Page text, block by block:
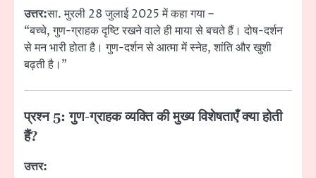
उत्तर:सा. मुरली 28 जुलाई 2025 में कहा गया –
“बच्चे, गुण-ग्राहक दृष्टि रखने वाले ही माया से बचते हैं। दोष-दर्शन
से मन भारी होता है। गुण-दर्शन से आत्मा में स्नेह, शांति और खुशी
बढ़ती है।”
प्रश्न 5: गुण-ग्राहक व्यक्ति की मुख्य विशेषताएँ क्या होती
हैं?
उत्तर: